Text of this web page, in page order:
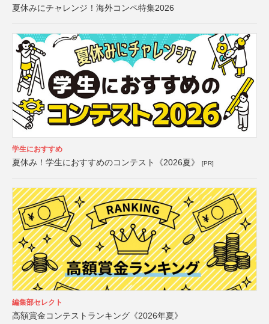
夏休みにチャレンジ！海外コンペ特集2026
学生におすすめ
夏休み！学生におすすめのコンテスト《2026夏》 [PR]
編集部セレクト
高額賞金コンテストランキング《2026年夏》